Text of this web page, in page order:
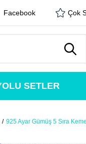
Facebook Çok
SETLER
925 Ayar Gümüş 5 Sıra